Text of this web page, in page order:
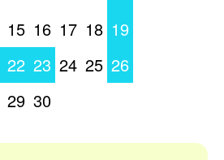
15 16 17 18 19
22 23 24 25 26
29 30